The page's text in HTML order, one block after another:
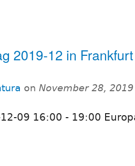
2019-12 in
on November 28,
09 16:00 - 19:00